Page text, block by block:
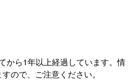
から1年以上経過しています。情
ので、ご注意ください。